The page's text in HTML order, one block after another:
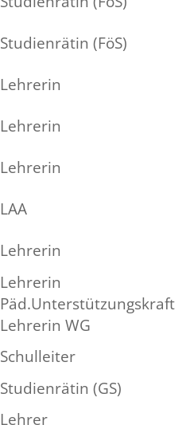
Studienrätin (FöS)
Lehrerin
Lehrerin
Lehrerin
LAA
Lehrerin
Lehrerin
Päd.Unterstützungskraft
Lehrerin WG
Schulleiter
Studienrätin (GS)
Lehrer